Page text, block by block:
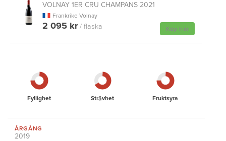
VOLNAY 1ER CRU CHAMPANS 2021
Frankrike Volnay
Köp här
2 095 kr/ flaska
Fyllighet Strävhet Fruktsyra
ÅRGÅNG
2019